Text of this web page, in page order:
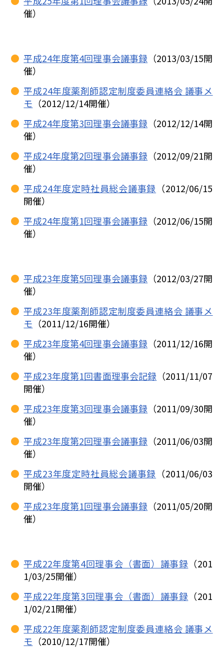
催）
平成24年度第4回理事会議事録 （2013/03/15開
催）
平成24年度薬剤師認定制度委員連絡会 議事メ
モ （2012/12/14開催）
平成24年度第3回理事会議事録 （2012/12/14開
催）
平成24年度第2回理事会議事録 （2012/09/21開
催）
平成24年度定時社員総会議事録 （2012/06/15
開催）
平成24年度第1回理事会議事録 （2012/06/15開
催）
平成23年度第5回理事会議事録 （2012/03/27開
催）
平成23年度薬剤師認定制度委員連絡会 議事メ
モ （2011/12/16開催）
平成23年度第4回理事会議事録 （2011/12/16開
催）
平成23年度第1回書面理事会記録 （2011/11/07
開催）
平成23年度第3回理事会議事録 （2011/09/30開
催）
平成23年度第2回理事会議事録 （2011/06/03開
催）
平成23年度定時社員総会議事録 （2011/06/03
開催）
平成23年度第1回理事会議事録 （2011/05/20開
催）
平成22年度第4回理事会（書面）議事録 （201
1/03/25開催）
平成22年度第3回理事会（書面）議事録 （201
1/02/21開催）
平成22年度薬剤師認定制度委員連絡会 議事メ
モ （2010/12/17開催）